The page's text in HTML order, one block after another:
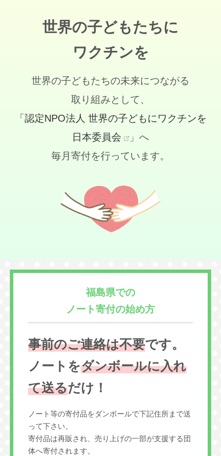
世界の子どもたちに
ワクチンを
世界の子どもたちの未来につながる
取り組みとして、
「認定NPO法人 世界の子どもにワクチンを
日本委員会
」へ
毎月寄付を行っています。
福島県での
ノート寄付の始め方
事前のご連絡は不要です。
ノートをダンボールに入れ
て送るだけ！
ノート等の寄付品をダンボールで下記住所まで送
って下さい。
寄付品は再販され、売り上げの一部が支援する団
体へ寄付されます。